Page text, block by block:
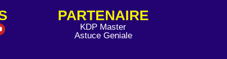
PARTENAIRE
KDP Master
Astuce Geniale